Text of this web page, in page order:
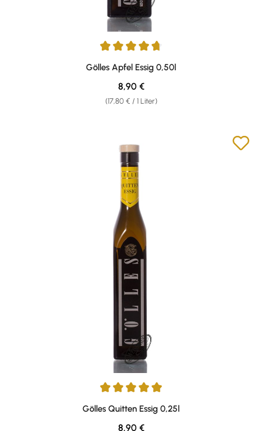
Durchschnittliche Bewertung von 4.76 von 5 Sternen
Gölles Apfel Essig 0,50l
(17,80 € / 1 Liter)
Regulärer Preis:
8,90 €
Durchschnittliche Bewertung von 5 von 5 Sternen
Gölles Quitten Essig 0,25l
Regulärer Preis:
8,90 €